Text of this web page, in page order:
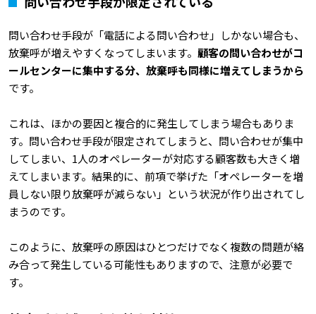
問い合わせ手段が「電話による問い合わせ」しかない場合も、
放棄呼が増えやすくなってしまいます。 顧客の問い合わせがコ
ールセンターに集中する分、放棄呼も同様に増えてしまうから
です。
これは、ほかの要因と複合的に発生してしまう場合もありま
す。問い合わせ手段が限定されてしまうと、問い合わせが集中
してしまい、1人のオペレーターが対応する顧客数も大きく増
えてしまいます。結果的に、前項で挙げた「オペレーターを増
員しない限り放棄呼が減らない」という状況が作り出されてし
まうのです。
このように、放棄呼の原因はひとつだけでなく複数の問題が絡
み合って発生している可能性もありますので、注意が必要で
す。